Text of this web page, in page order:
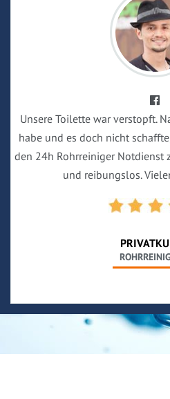
Unsere Toilette war verstopft.
habe und es doch nicht
den 24h Rohrreiniger Notdienst
und reibungslos.